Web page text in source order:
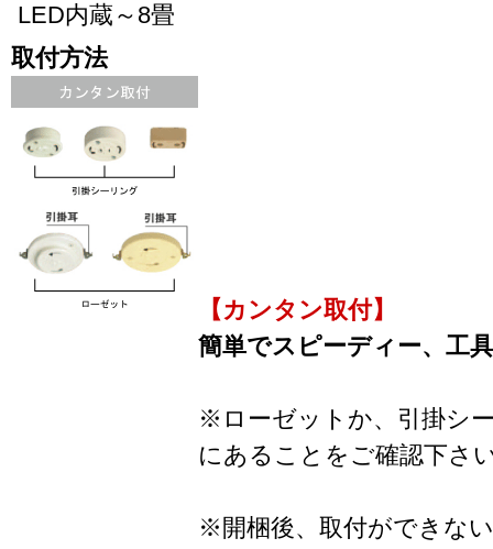
LED内蔵～8畳
取付方法
【カンタン取付】
簡単でスピーディー、工
※ローゼットか、引掛シ
にあることをご確認下さ
※開梱後、取付ができな